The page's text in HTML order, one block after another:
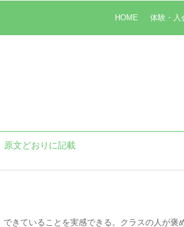
HOME 体験・入
原文どおりに記載
できていることを実感できる。クラスの人が